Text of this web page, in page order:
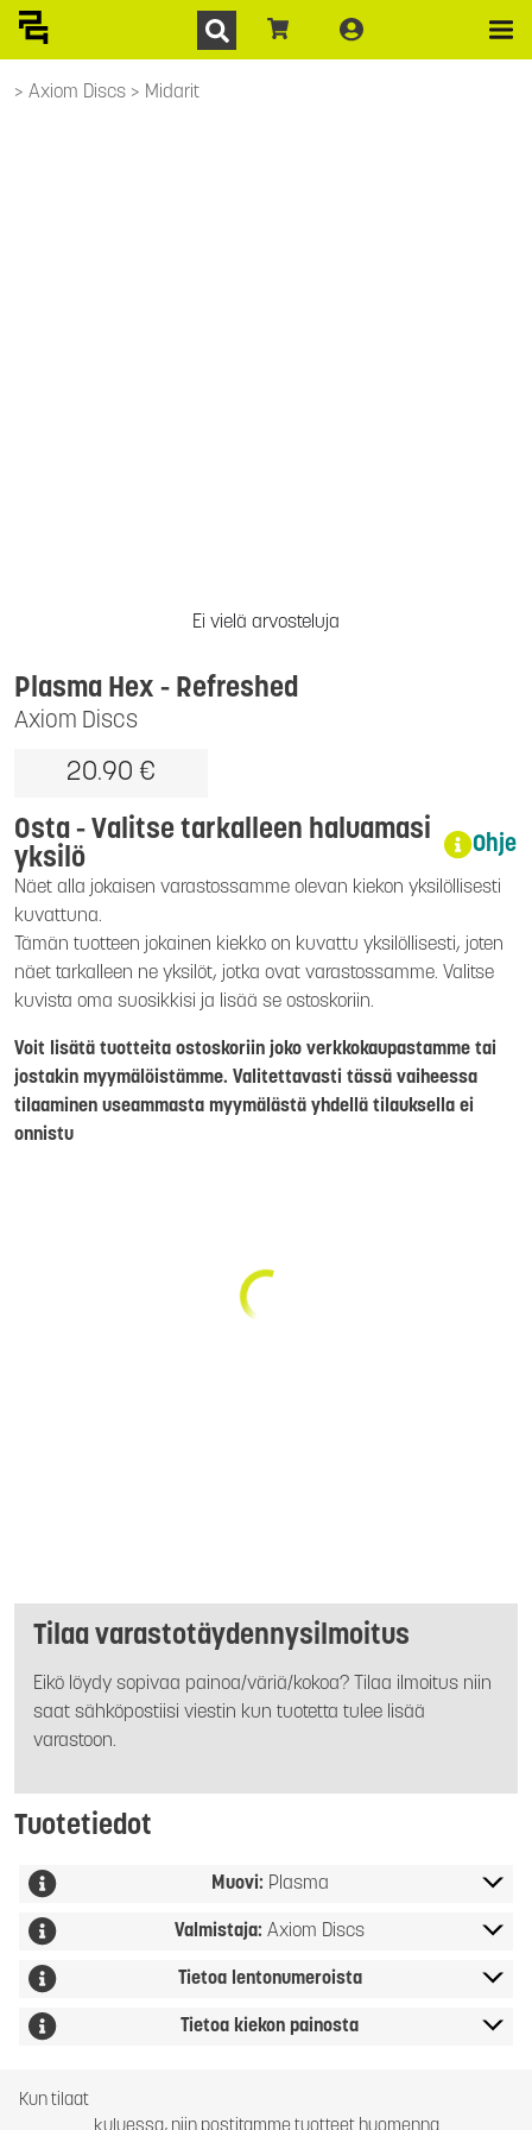
Axiom Discs Midarit
Ei vielä arvosteluja
Axiom Discs
Plasma Hex - Refreshed
20.90 €
Osta - Valitse tarkalleen haluamasi
yksilö
Ohje
Näet alla jokaisen varastossamme olevan kiekon yksilöllisesti
kuvattuna.
Tämän tuotteen jokainen kiekko on kuvattu yksilöllisesti, joten
näet tarkalleen ne yksilöt, jotka ovat varastossamme. Valitse
kuvista oma suosikkisi ja lisää se ostoskoriin.
Voit lisätä tuotteita ostoskoriin joko verkkokaupastamme tai
jostakin myymälöistämme. Valitettavasti tässä vaiheessa
tilaaminen useammasta myymälästä yhdellä tilauksella ei
onnistu
Tilaa varastotäydennysilmoitus
Eikö löydy sopivaa painoa/väriä/kokoa? Tilaa ilmoitus niin
saat sähköpostiisi viestin kun tuotetta tulee lisää
varastoon.
Tuotetiedot
Muovi: Plasma
Valmistaja: Axiom Discs
Tietoa lentonumeroista
Tietoa kiekon painosta
Kun tilaat